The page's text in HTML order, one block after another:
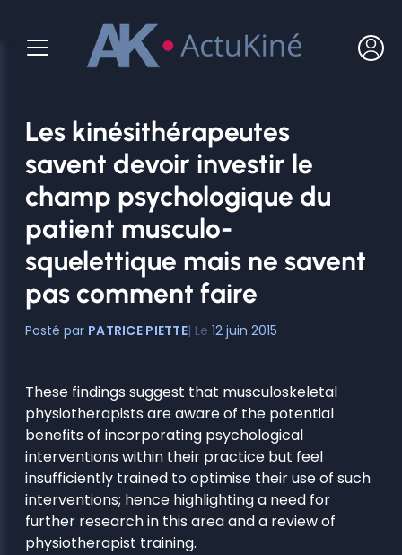
contenu
Les kinésithérapeutes
savent devoir investir le
champ psychologique du
patient musculo-
squelettique mais ne savent
pas comment faire
PATRICE PIETTE 12 juin 2015
These findings suggest that musculoskeletal
physiotherapists are aware of the potential
benefits of incorporating psychological
interventions within their practice but feel
insufficiently trained to optimise their use of such
interventions; hence highlighting a need for
further research in this area and a review of
physiotherapist training.